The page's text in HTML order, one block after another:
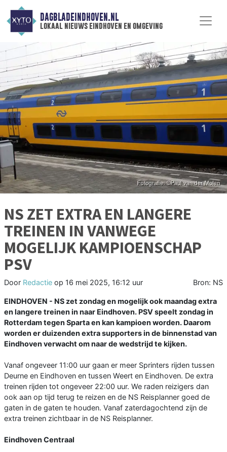
DAGBLADEINDHOVEN.NL
lokaal nieuws eindhoven en omgeving
NS ZET EXTRA EN LANGERE
TREINEN IN VANWEGE
MOGELIJK KAMPIOENSCHAP
PSV
Door Redactie op 16 mei 2025, 16:12 uur Bron: NS
EINDHOVEN - NS zet zondag en mogelijk ook maandag extra
en langere treinen in naar Eindhoven. PSV speelt zondag in
Rotterdam tegen Sparta en kan kampioen worden. Daarom
worden er duizenden extra supporters in de binnenstad van
Eindhoven verwacht om naar de wedstrijd te kijken.
Vanaf ongeveer 11:00 uur gaan er meer Sprinters rijden tussen
Deurne en Eindhoven en tussen Weert en Eindhoven. De extra
treinen rijden tot ongeveer 22:00 uur. We raden reizigers dan
ook aan op tijd terug te reizen en de NS Reisplanner goed de
gaten in de gaten te houden. Vanaf zaterdagochtend zijn de
extra treinen zichtbaar in de NS Reisplanner.
Eindhoven Centraal